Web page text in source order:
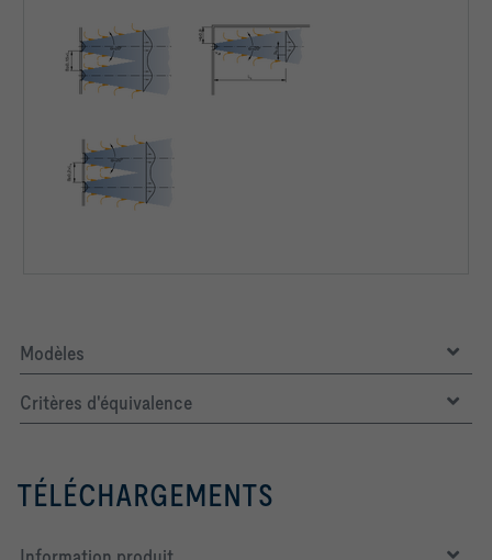
Modèles
Critères d'équivalence
TÉLÉCHARGEMENTS